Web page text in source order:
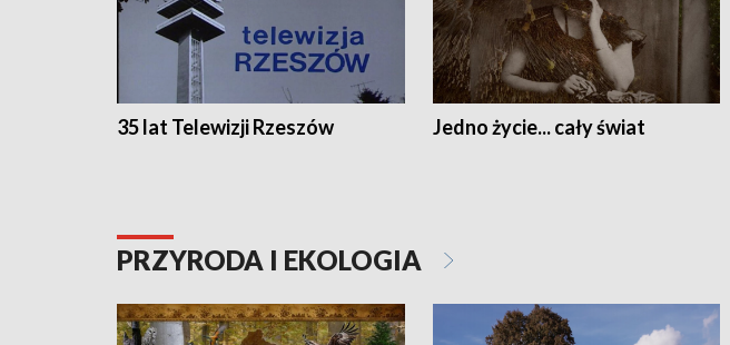
35 lat Telewizji Rzeszów Jedno życie... cały świat
PRZYRODA I EKOLOGIA